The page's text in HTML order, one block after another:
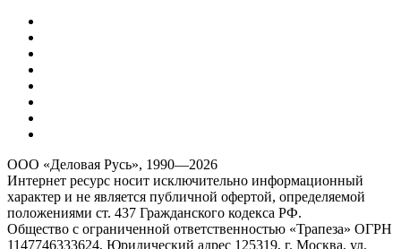
ООО «Деловая Русь», 1990—2026
Интернет ресурс носит исключительно информационный
характер и не является публичной офертой, определяемой
положениями ст. 437 Гражданского кодекса РФ.
Общество с ограниченной ответственностью «Трапеза» ОГРН
1147746333624, Юридический адрес 125319, г. Москва, ул.